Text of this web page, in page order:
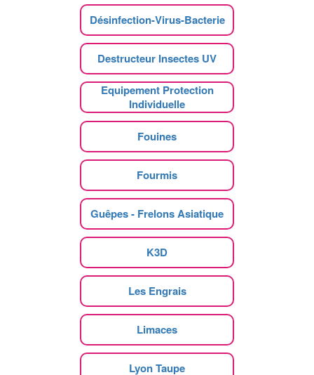
Désinfection-Virus-Bacterie
Destructeur Insectes UV
Equipement Protection
Individuelle
Fouines
Fourmis
Guêpes - Frelons Asiatique
K3D
Les Engrais
Limaces
Lyon Taupe